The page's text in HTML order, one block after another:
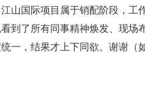
山国际项目属于销配阶段，工
到了所有同事精神焕发、现场
一，结果才上下同欲。谢谢（